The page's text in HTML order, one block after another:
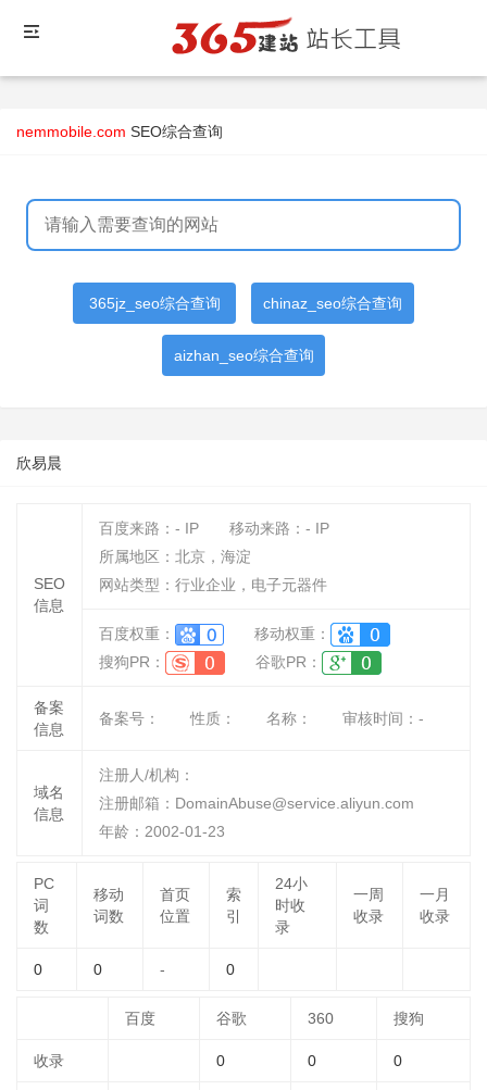
nemmobile.com SEO综合查询
365jz_seo综合查询 chinaz_seo综合查询
aizhan_seo综合查询
欣易晨
SEO
信息
百度来路： - IP 移动来路： - IP
所属地区：北京，海淀
网站类型：行业企业，电子元器件
百度权重：
移动权重：
搜狗PR：
谷歌PR：
备案
信息
备案号： 性质： 名称： 审核时间： -
域名
信息
注册人/机构：
注册邮箱：DomainAbuse@service.aliyun.com
年龄：2002-01-23
PC
词
数
移动
词数
首页
位置
索
引
24小
时收
录
一周
收录
一月
收录
0 0 - 0
百度 谷歌 360 搜狗
收录 0 0 0